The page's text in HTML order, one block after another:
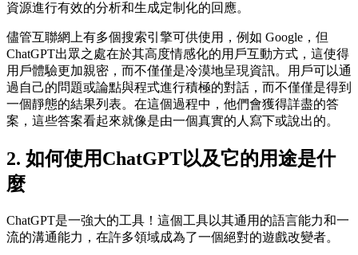
資源進行有效的分析和生成定制化的回應。
儘管互聯網上有多個搜索引擎可供使用，例如 Google，但
ChatGPT出眾之處在於其高度情感化的用戶互動方式，這使得
用戶體驗更加親密，而不僅僅是冷漠地呈現資訊。用戶可以通
過自己的問題或論點與程式進行積極的對話，而不僅僅是得到
一個靜態的結果列表。在這個過程中，他們會獲得詳盡的答
案，這些答案看起來就像是由一個真實的人寫下或說出的。
2. 如何使用ChatGPT以及它的用途是什
麼
ChatGPT是一強大的工具！這個工具以其通用的語言能力和一
流的溝通能力，在許多領域成為了一個絕對的遊戲改變者。